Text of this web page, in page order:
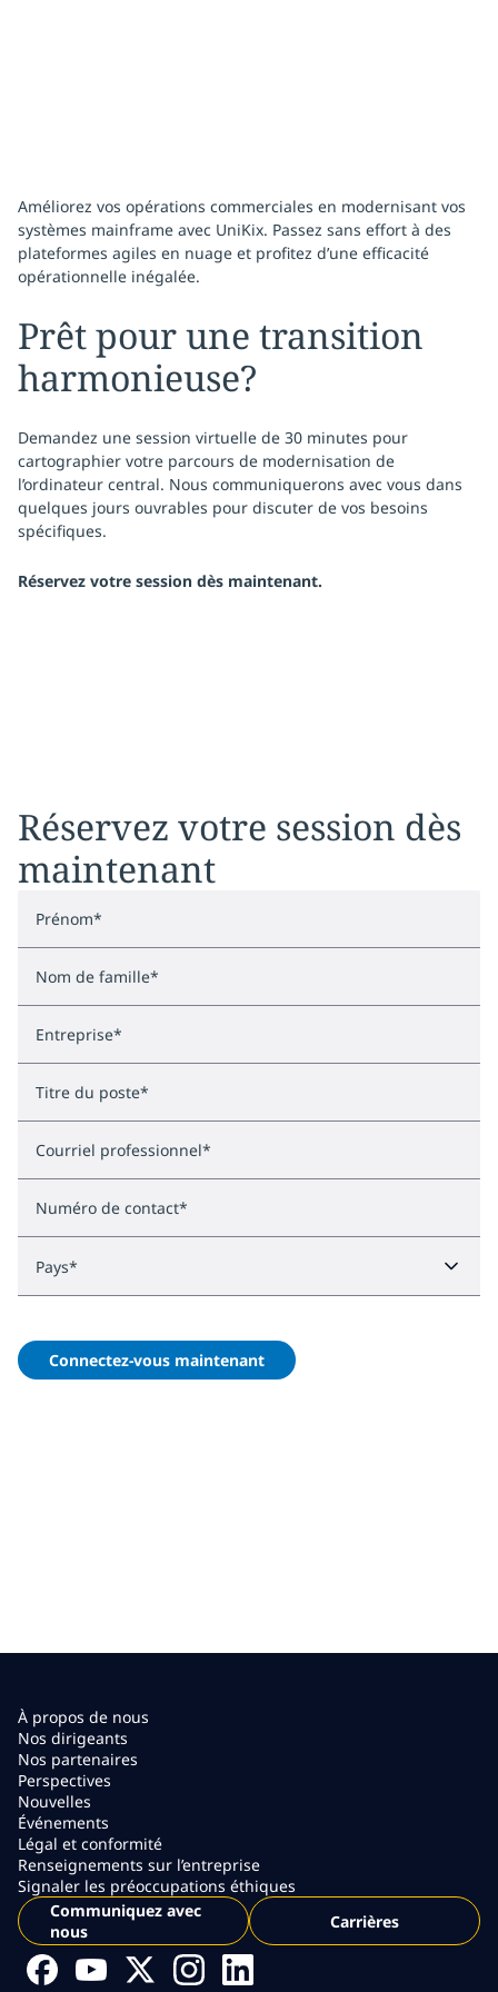
Améliorez vos opérations commerciales en modernisant vos
systèmes mainframe avec UniKix. Passez sans effort à des
plateformes agiles en nuage et profitez d’une efficacité
opérationnelle inégalée.
Prêt pour une transition
harmonieuse?
Demandez une session virtuelle de 30 minutes pour
cartographier votre parcours de modernisation de
l’ordinateur central. Nous communiquerons avec vous dans
quelques jours ouvrables pour discuter de vos besoins
spécifiques.
Réservez votre session dès maintenant.
Réservez votre session dès
maintenant
Prénom*
Nom de famille*
Entreprise*
Titre du poste*
Courriel professionnel*
Numéro de contact*
Pays*
Connectez-vous maintenant
À propos de nous
Nos dirigeants
Nos partenaires
Perspectives
Nouvelles
Événements
Légal et conformité
Renseignements sur l’entreprise
Signaler les préoccupations éthiques
Communiquez avec
nous
Carrières